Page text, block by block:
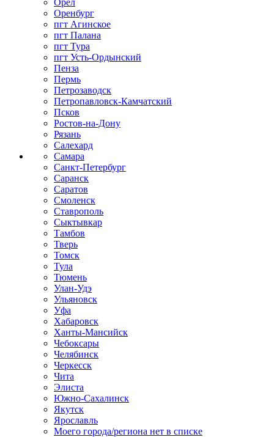
Оренбург
пгт Агинское
пгт Палана
пгт Тура
пгт Усть-Ордынский
Пенза
Пермь
Петрозаводск
Петропавловск-Камчатский
Псков
Ростов-на-Дону
Рязань
Салехард
Самара
Санкт-Петербург
Саранск
Саратов
Смоленск
Ставрополь
Сыктывкар
Тамбов
Тверь
Томск
Тула
Тюмень
Улан-Удэ
Ульяновск
Уфа
Хабаровск
Ханты-Мансийск
Чебоксары
Челябинск
Черкесск
Чита
Элиста
Южно-Сахалинск
Якутск
Ярославль
Моего города/региона нет в списке